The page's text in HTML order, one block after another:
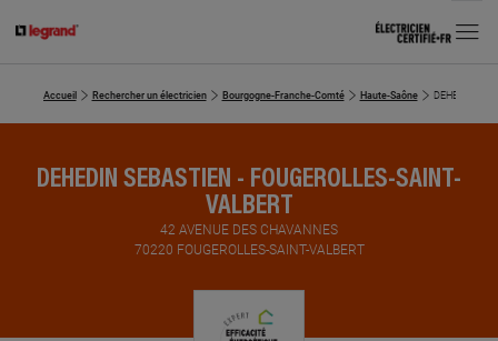
MENU
Accueil Rechercher un électricien Bourgogne-Franche-Comté Haute-Saône DEHEDIN
DEHEDIN SEBASTIEN - FOUGEROLLES-SAINT-
VALBERT
42 AVENUE DES CHAVANNES
70220 FOUGEROLLES-SAINT-VALBERT